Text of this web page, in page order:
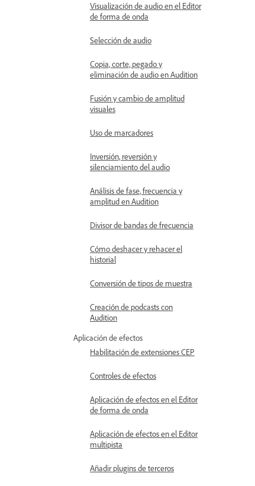
Visualización de audio en el Editor
de forma de onda
Selección de audio
Copia, corte, pegado y
eliminación de audio en Audition
Fusión y cambio de amplitud
visuales
Uso de marcadores
Inversión, reversión y
silenciamiento del audio
Análisis de fase, frecuencia y
amplitud en Audition
Divisor de bandas de frecuencia
Cómo deshacer y rehacer el
historial
Conversión de tipos de muestra
Creación de podcasts con
Audition
Aplicación de efectos
Habilitación de extensiones CEP
Controles de efectos
Aplicación de efectos en el Editor
de forma de onda
Aplicación de efectos en el Editor
multipista
Añadir plugins de terceros